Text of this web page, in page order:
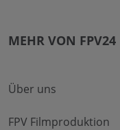
MEHR VON FPV24
Über uns
FPV Filmproduktion